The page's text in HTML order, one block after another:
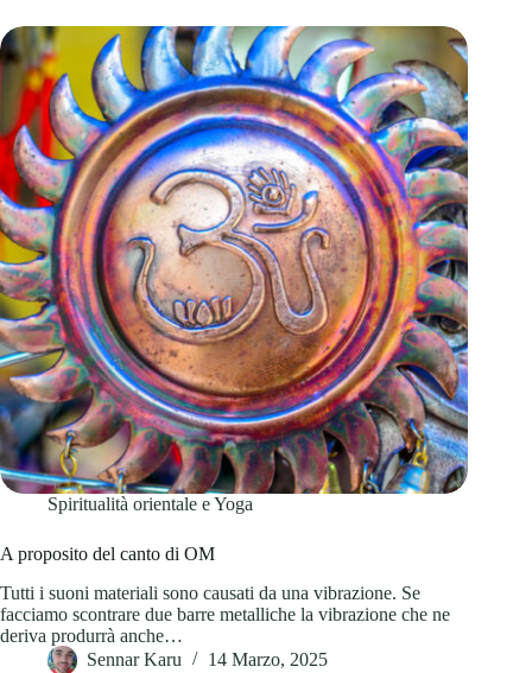
Spiritualità orientale e Yoga
A proposito del canto di OM
Tutti i suoni materiali sono causati da una vibrazione. Se
facciamo scontrare due barre metalliche la vibrazione che ne
deriva produrrà anche…
Sennar Karu
14 Marzo, 2025